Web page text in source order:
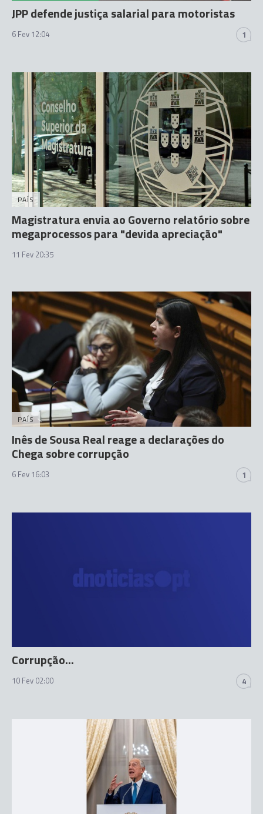
JPP defende justiça salarial para motoristas
6 Fev 12:04 1
PAÍS
Magistratura envia ao Governo relatório sobre
megaprocessos para "devida apreciação"
11 Fev 20:35
PAÍS
Inês de Sousa Real reage a declarações do
Chega sobre corrupção
6 Fev 16:03 1
Corrupção...
10 Fev 02:00 4